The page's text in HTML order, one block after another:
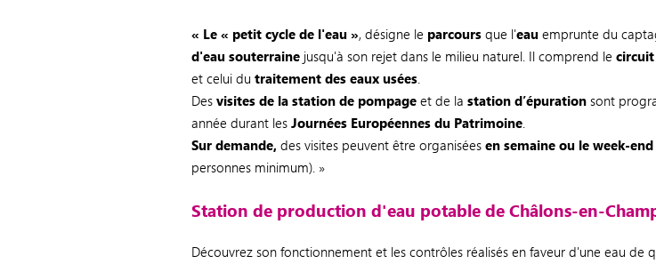
« Le « petit cycle de l'eau », désigne le parcoursque l'eau emprunte du
d'eau souterraine jusqu'à son rejet dans le milieu naturel. Il comprend le
et celui dutraitement des eaux usées.
Desvisites de la station de pompage et de lastation d’épuration sont
année durant lesJournées Européennes du Patrimoine.
Sur demande,des visites peuvent être organiséesen semaine ou le week-end
personnes minimum). »
Station de production d'eau potable de Châlons-en-
Découvrez son fonctionnement et les contrôles réalisés en faveur d'une eau de